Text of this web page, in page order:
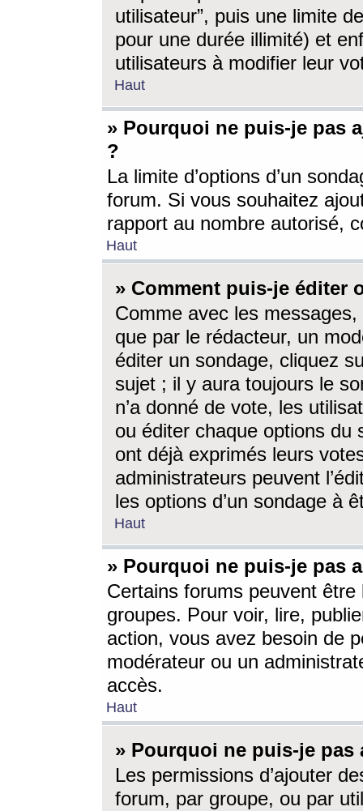
utilisateur”, puis une limite
pour une durée illimité) et
utilisateurs à modifier leur
Haut
» Pourquoi ne puis-je pas
?
La limite d’options d’un
forum. Si vous souhaitez
rapport au nombre autorisé,
Haut
» Comment puis-je éditer
Comme avec les
que par le rédacteur, un
éditer un sondage, cliquez
sujet ; il y aura toujours le
n’a donné de vote, les
ou éditer chaque options du
ont déjà exprimés leurs
administrateurs peuvent
les options d’un sondage à
Haut
» Pourquoi ne puis-je pas
Certains forums peuvent être
groupes. Pour voir, lire,
action, vous avez besoin de
modérateur ou un
accès.
Haut
» Pourquoi ne puis-je
Les permissions d’ajouter
forum, par groupe, ou par